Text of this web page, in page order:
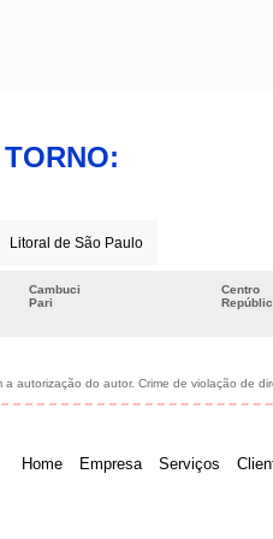
Litoral de São Paulo
Cambuci Centro
Pari
autorização do autor. Crime de violação de
Home Empresa Serviços